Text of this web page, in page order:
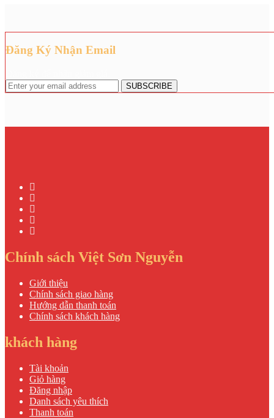
Đăng Ký Nhận Email
Chính sách Việt Sơn Nguyễn
Giới thiệu
Chính sách giao hàng
Hướng dẫn thanh toán
Chính sách khách hàng
khách hàng
Tài khoản
Giỏ hàng
Đăng nhập
Danh sách yêu thích
Thanh toán